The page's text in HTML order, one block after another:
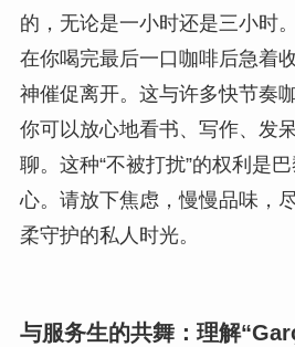
的，无论是一小时还是三小时
在你喝完最后一口咖啡后急着
神催促离开。这与许多快节奏
你可以放心地看书、写作、发
聊。这种“不被打扰”的权利是
心。请放下焦虑，慢慢品味，
柔守护的私人时光。
与服务生的共舞：理解